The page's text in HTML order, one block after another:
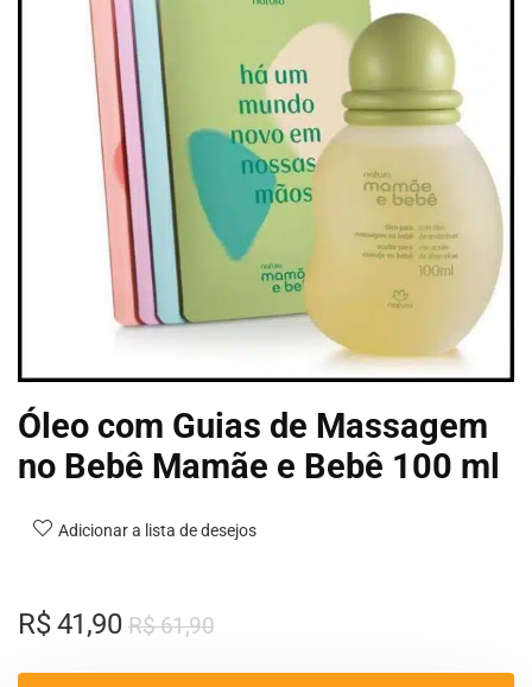
Óleo com Guias de Massagem
no Bebê Mamãe e Bebê 100 ml
Adicionar a lista de desejos
R$61,90
R$41,90